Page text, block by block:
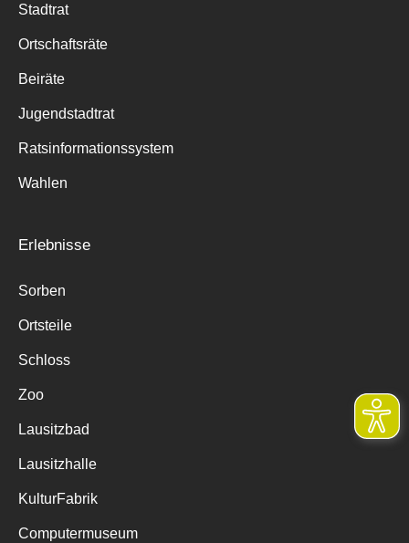
Stadtrat
Ortschaftsräte
Beiräte
Jugendstadtrat
Ratsinformationssystem
Wahlen
Erlebnisse
Sorben
Ortsteile
Schloss
Zoo
Lausitzbad
Lausitzhalle
KulturFabrik
Computermuseum